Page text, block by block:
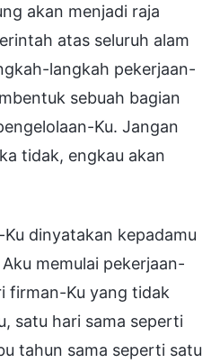
akan menjadi raja
atas seluruh alam
langkah pekerjaan-
sebuah bagian
Ku. Jangan
tidak, engkau akan
dinyatakan kepadamu
memulai pekerjaan-
firman-Ku yang tidak
satu hari sama seperti
tahun sama seperti satu